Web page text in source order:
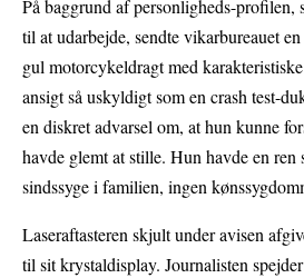
På baggrund af personligheds-profilen,
til at udarbejde, sendte vikarbureauet
gul motorcykeldragt med
ansigt så uskyldigt som en crash test-
en diskret advarsel om, at hun kunne
havde glemt at stille. Hun havde en ren
sindssyge i familien, ingen
Laseraftasteren skjult under avisen
til sit krystaldisplay. Journalisten